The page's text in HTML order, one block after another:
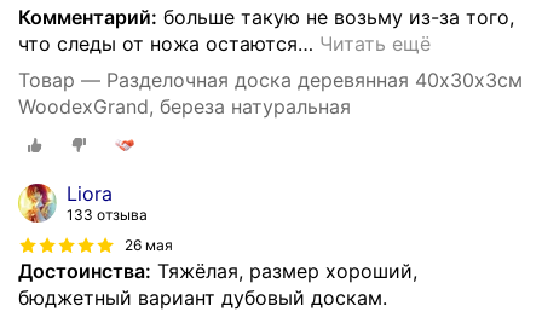
Комментарий: больше такую не возьму из-за того,
что следы от ножа остаются… Читать ещё
Товар — Разделочная доска деревянная 40х30х3см
WoodexGrand, береза натуральная
Liora
133 отзыва
26 мая
Достоинства: Тяжёлая, размер хороший,
бюджетный вариант дубовый доскам.